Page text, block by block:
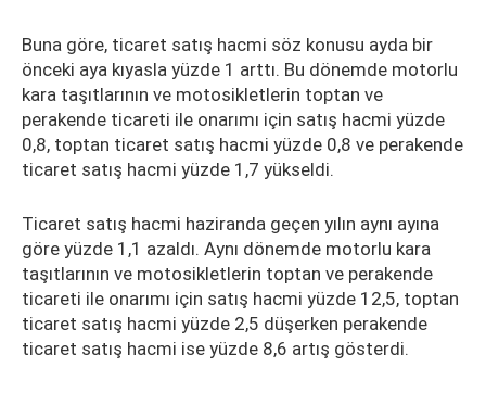
Buna göre, ticaret satış hacmi söz konusu ayda bir
önceki aya kıyasla yüzde 1 arttı. Bu dönemde motorlu
kara taşıtlarının ve motosikletlerin toptan ve
perakende ticareti ile onarımı için satış hacmi yüzde
0,8, toptan ticaret satış hacmi yüzde 0,8 ve perakende
ticaret satış hacmi yüzde 1,7 yükseldi.
Ticaret satış hacmi haziranda geçen yılın aynı ayına
göre yüzde 1,1 azaldı. Aynı dönemde motorlu kara
taşıtlarının ve motosikletlerin toptan ve perakende
ticareti ile onarımı için satış hacmi yüzde 12,5, toptan
ticaret satış hacmi yüzde 2,5 düşerken perakende
ticaret satış hacmi ise yüzde 8,6 artış gösterdi.